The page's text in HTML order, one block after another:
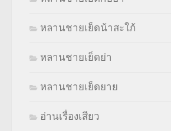
หลานชายเย็ดน้าสะใภ้
หลานชายเย็ดย่า
หลานชายเย็ดยาย
อ่านเรื่องเสียว